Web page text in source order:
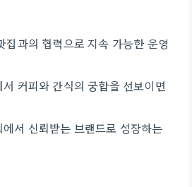
집과의 협력으로 지속 가능한 운영
커피와 간식의 궁합을 선보이면
서 신뢰받는 브랜드로 성장하는